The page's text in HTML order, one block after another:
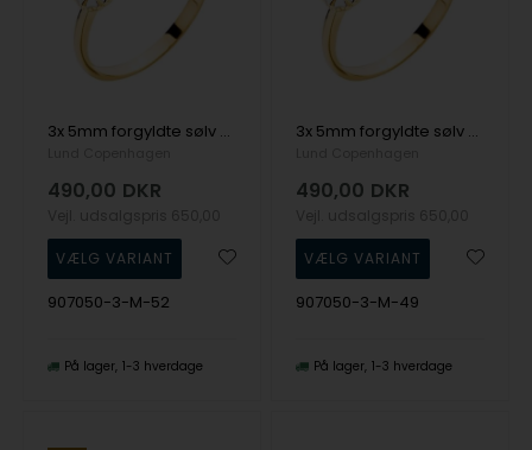
3x 5mm forgyldte sølv Margueritter, fingerring fra Lund Copenhagen
490,00 DKR
907050-3-M-52
På lager 1-3 hverdage
3x 5mm forgyldte sølv Margueritter, fingerring fra Lund Copenhagen
490,00 DKR
907050-3-M-49
På lager 1-3 hverdage